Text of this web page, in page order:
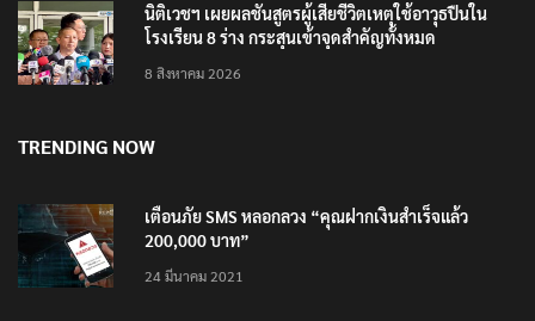
นิติเวชฯ เผยผลชันสูตรผู้เสียชีวิตเหตุใช้อาวุธปืนใน
โรงเรียน 8 ร่าง กระสุนเข้าจุดสำคัญทั้งหมด
8 สิงหาคม 2026
TRENDING NOW
เตือนภัย SMS หลอกลวง “คุณฝากเงินสำเร็จแล้ว
200,000 บาท”
24 มีนาคม 2021